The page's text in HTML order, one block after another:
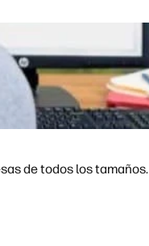
de todos los tamaños.